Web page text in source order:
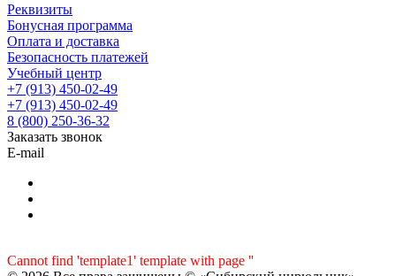
Реквизиты
Бонусная программа
Оплата и доставка
Безопасность платежей
Учебный центр
+7 (913) 450-02-49
+7 (913) 450-02-49
8 (800) 250-36-32
Заказать звонок
E-mail
Cannot find 'template1' template with page ''